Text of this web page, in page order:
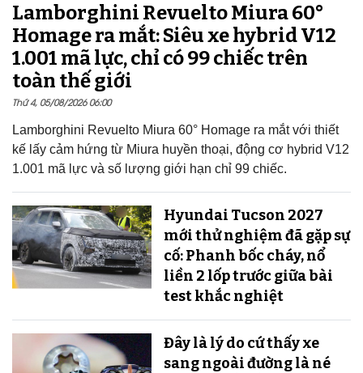
Lamborghini Revuelto Miura 60°
Homage ra mắt: Siêu xe hybrid V12
1.001 mã lực, chỉ có 99 chiếc trên
toàn thế giới
Thứ 4, 05/08/2026 06:00
Lamborghini Revuelto Miura 60° Homage ra mắt với thiết
kế lấy cảm hứng từ Miura huyền thoại, động cơ hybrid V12
1.001 mã lực và số lượng giới hạn chỉ 99 chiếc.
Hyundai Tucson 2027
mới thử nghiệm đã gặp sự
cố: Phanh bốc cháy, nổ
liền 2 lốp trước giữa bài
test khắc nghiệt
Đây là lý do cứ thấy xe
sang ngoài đường là né